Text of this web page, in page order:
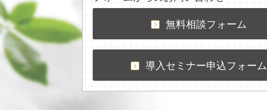
無料相談フォーム
導入セミナー申込フォーム